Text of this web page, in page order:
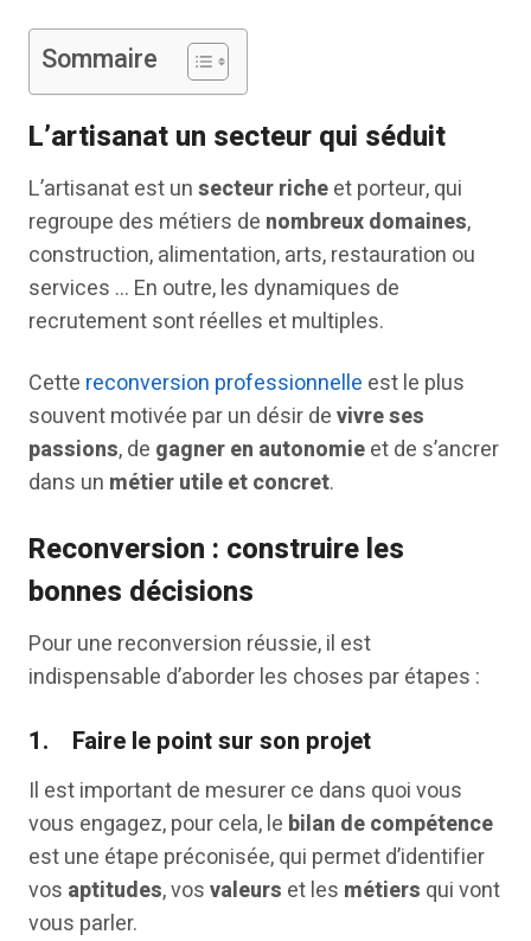
Sommaire
L’artisanat un secteur qui séduit
L’artisanat est unsecteur richeet porteur, qui
regroupe des métiers de nombreux domaines,
construction, alimentation, arts, restauration ou
services … En outre, les dynamiques de
recrutement sont réelles et multiples.
Cette reconversion professionnelle est le plus
souvent motivée par un désir devivre ses
passions, de gagner en autonomieet de s’ancrer
dans un métier utile et concret.
Reconversion : construire les
bonnes décisions
Pour une reconversion réussie, il est
indispensable d’aborder les choses par étapes :
1. Faire le point sur son projet
Il est important de mesurer ce dans quoi vous
vous engagez, pour cela, le bilan de compétence
est une étape préconisée, qui permet d’identifier
vos aptitudes, vosvaleurs et les métiers qui vont
vous parler.